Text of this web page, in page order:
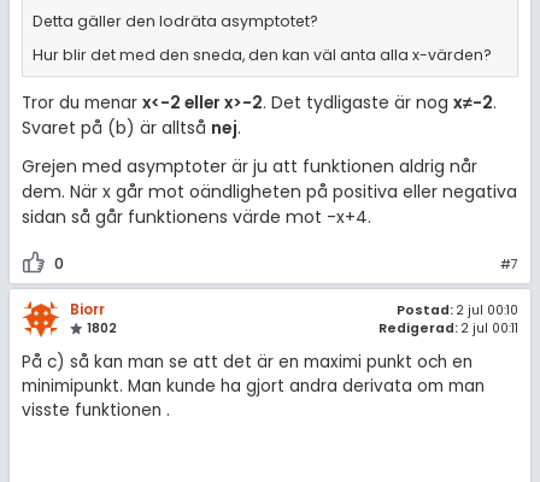
Detta gäller den lodräta asymptotet?
Hur blir det med den sneda, den kan väl anta alla x-värden?
Tror du menar x<-2 eller x>-2. Det tydligaste är nog x≠-2.
Svaret på (b) är alltså nej.
Grejen med asymptoter är ju att funktionen aldrig når
dem. När x går mot oändligheten på positiva eller negativa
sidan så går funktionens värde mot -x+4.
0 #7
Biorr
1802
Postad: 2 jul 00:10
Redigerad: 2 jul 00:11
På c) så kan man se att det är en maximi punkt och en
minimipunkt. Man kunde ha gjort andra derivata om man
visste funktionen .